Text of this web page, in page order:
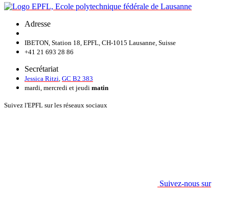
Adresse
IBETON, Station 18, EPFL, CH-1015 Lausanne, Suisse
+41 21 693 28 86
Secrétariat
Jessica Ritzi GC B2 383
mardi, mercredi et jeudi matin
Suivez l'EPFL sur les réseaux sociaux
Suivez-nous sur